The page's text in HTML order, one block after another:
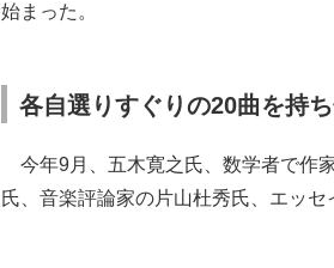
始まった。
各自選りすぐりの20曲を持
今年9月、五木寛之氏、数学者で作
氏、音楽評論家の片山杜秀氏、エッ